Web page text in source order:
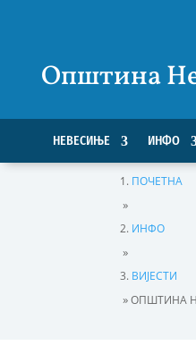
Општина
НЕВЕСИЊЕ ИНФО
ПОЧЕТНА
»
ИНФО
»
ВИЈЕСТИ
»ОПШТИНА